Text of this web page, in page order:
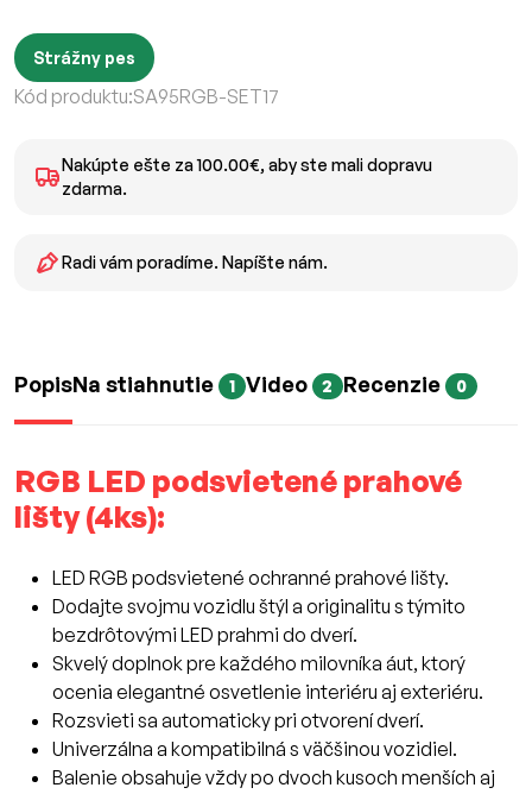
Strážny pes
Kód produktu:SA95RGB-SET17
Nakúpte ešte za 100.00€, aby ste mali dopravu
zdarma.
Radi vám poradíme. Napíšte nám.
PopisNa stiahnutie 1 Video 2 Recenzie 0
RGB LED podsvietené prahové
lišty (4ks):
LED RGB podsvietené ochranné prahové lišty.
Dodajte svojmu vozidlu štýl a originalitu s týmito
bezdrôtovými LED prahmi do dverí.
Skvelý doplnok pre každého milovníka áut, ktorý
ocenia elegantné osvetlenie interiéru aj exteriéru.
Rozsvieti sa automaticky pri otvorení dverí.
Univerzálna a kompatibilná s väčšinou vozidiel.
Balenie obsahuje vždy po dvoch kusoch menších aj